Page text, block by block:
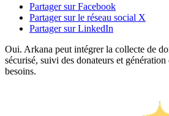
Partager sur Facebook
Partager sur le réseau social X
Partager sur LinkedIn
Oui. Arkana peut intégrer la collecte de
sécurisé, suivi des donateurs et
besoins.